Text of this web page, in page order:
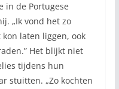
in de Portugese
„Ik vond het zo
laten liggen, ook
Het blijkt niet
tijdens hun
stuitten. „Zo kochten